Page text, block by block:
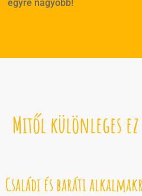
egyre nagyobb!
Mitől különleges ez
Családi és baráti